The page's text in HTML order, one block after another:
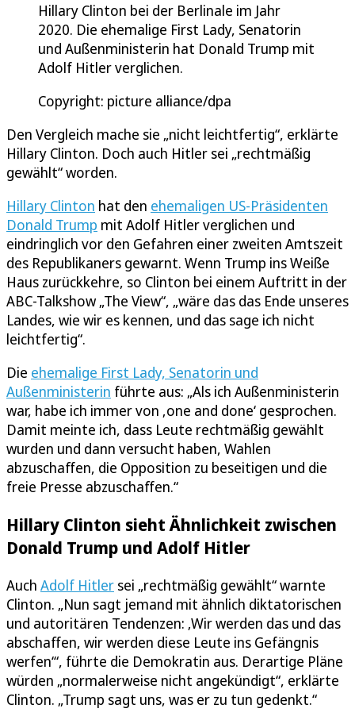
Hillary Clinton bei der Berlinale im Jahr
2020. Die ehemalige First Lady, Senatorin
und Außenministerin hat Donald Trump mit
Adolf Hitler verglichen.
Copyright: picture alliance/dpa
Den Vergleich mache sie „nicht leichtfertig“, erklärte
Hillary Clinton. Doch auch Hitler sei „rechtmäßig
gewählt“ worden.
Hillary Clinton hat den ehemaligen US-Präsidenten
Donald Trump mit Adolf Hitler verglichen und
eindringlich vor den Gefahren einer zweiten Amtszeit
des Republikaners gewarnt. Wenn Trump ins Weiße
Haus zurückkehre, so Clinton bei einem Auftritt in der
ABC-Talkshow „The View“, „wäre das das Ende unseres
Landes, wie wir es kennen, und das sage ich nicht
leichtfertig“.
Die ehemalige First Lady, Senatorin und
Außenministerin führte aus: „Als ich Außenministerin
war, habe ich immer von ‚one and done‘ gesprochen.
Damit meinte ich, dass Leute rechtmäßig gewählt
wurden und dann versucht haben, Wahlen
abzuschaffen, die Opposition zu beseitigen und die
freie Presse abzuschaffen.“
Hillary Clinton sieht Ähnlichkeit zwischen
Donald Trump und Adolf Hitler
Auch Adolf Hitler sei „rechtmäßig gewählt“ warnte
Clinton. „Nun sagt jemand mit ähnlich diktatorischen
und autoritären Tendenzen: ‚Wir werden das und das
abschaffen, wir werden diese Leute ins Gefängnis
werfen‘“, führte die Demokratin aus. Derartige Pläne
würden „normalerweise nicht angekündigt“, erklärte
Clinton. „Trump sagt uns, was er zu tun gedenkt.“